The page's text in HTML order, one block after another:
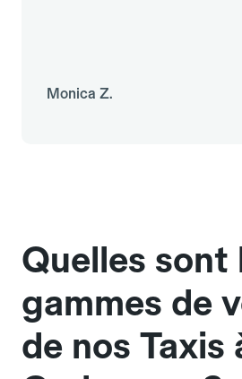
Monica Z.
Quelles sont
gammes de
de nos Taxis